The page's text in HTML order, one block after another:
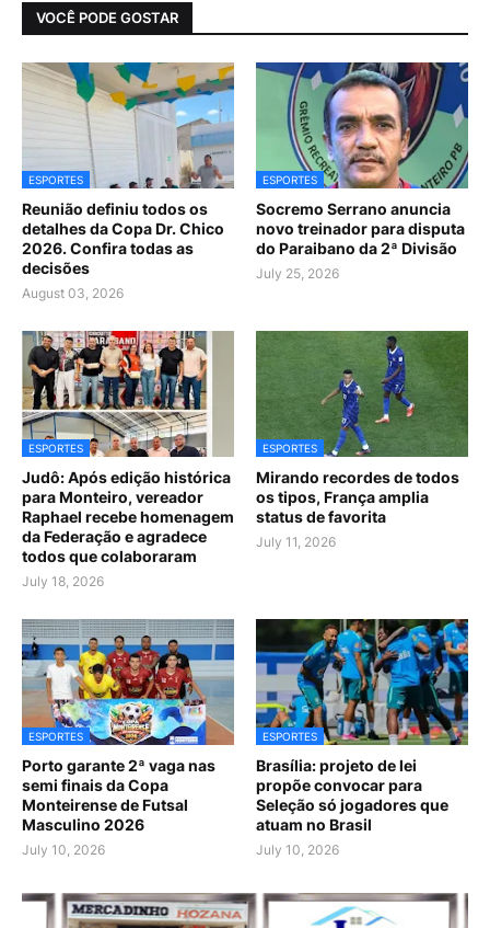
VOCÊ PODE GOSTAR
ESPORTES
Reunião definiu todos os
detalhes da Copa Dr. Chico
2026. Confira todas as
decisões
August 03, 2026
ESPORTES
Socremo Serrano anuncia
novo treinador para disputa
do Paraibano da 2ª Divisão
July 25, 2026
ESPORTES
Judô: Após edição histórica
para Monteiro, vereador
Raphael recebe homenagem
da Federação e agradece
todos que colaboraram
July 18, 2026
ESPORTES
Mirando recordes de todos
os tipos, França amplia
status de favorita
July 11, 2026
ESPORTES
Porto garante 2ª vaga nas
semi finais da Copa
Monteirense de Futsal
Masculino 2026
July 10, 2026
ESPORTES
Brasília: projeto de lei
propõe convocar para
Seleção só jogadores que
atuam no Brasil
July 10, 2026